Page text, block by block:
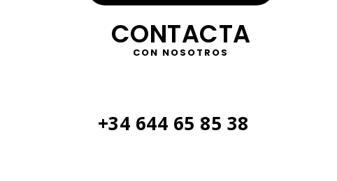
CONTACTA
CON NOSOTROS
+34 644 65 85 38